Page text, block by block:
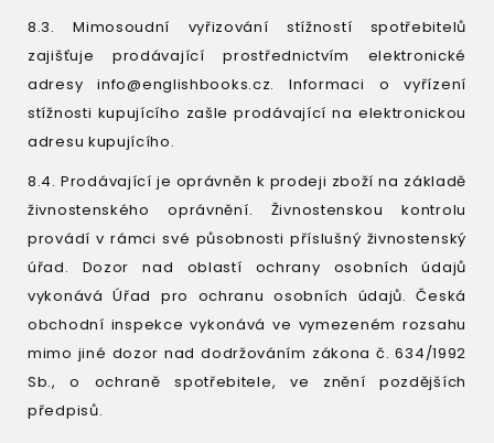
8.3. Mimosoudní vyřizování stížností spotřebitelů
zajišťuje prodávající prostřednictvím elektronické
adresy info@englishbooks.cz. Informaci o vyřízení
stížnosti kupujícího zašle prodávající na elektronickou
adresu kupujícího.
8.4. Prodávající je oprávněn k prodeji zboží na základě
živnostenského oprávnění. Živnostenskou kontrolu
provádí v rámci své působnosti příslušný živnostenský
úřad. Dozor nad oblastí ochrany osobních údajů
vykonává Úřad pro ochranu osobních údajů. Česká
obchodní inspekce vykonává ve vymezeném rozsahu
mimo jiné dozor nad dodržováním zákona č. 634/1992
Sb., o ochraně spotřebitele, ve znění pozdějších
předpisů.